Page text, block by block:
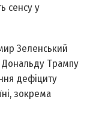
сенсу у
Зеленський
Дональду Трампу
дефіциту
зокрема